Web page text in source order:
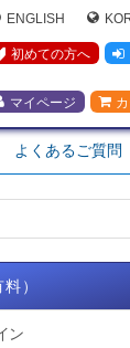
ENGLISH
初めての方へ
マイページ
よくあるご質問
）
ン